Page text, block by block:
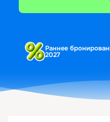
Раннее
2027